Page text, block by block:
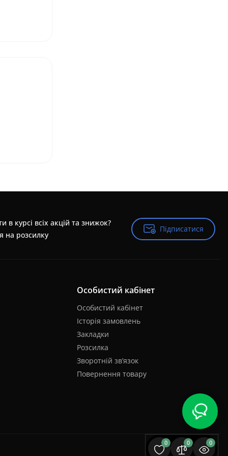
0 0 0
в курсі всіх акцій та знижок?
на розсилку
Підписатися
Підписатися
Особистий кабінет
Особистий кабінет
Історія замовлень
Закладки
Розсилка
Зворотній зв’язок
Повернення товару